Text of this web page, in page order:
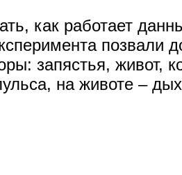
как работает
позвали
запястья, живот,
на животе –